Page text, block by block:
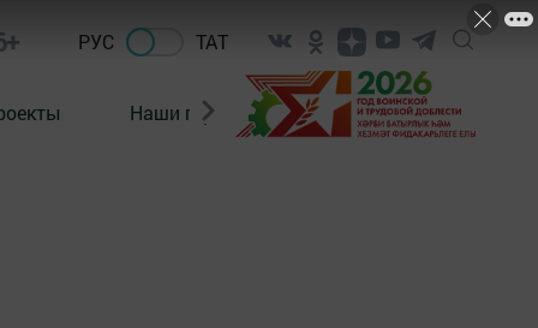
РУС ТАТ
Наши герои Нормативно-правовые